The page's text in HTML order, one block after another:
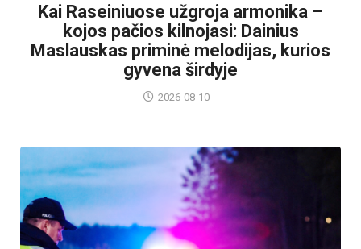
Kai Raseiniuose užgroja armonika –
kojos pačios kilnojasi: Dainius
Maslauskas priminė melodijas, kurios
gyvena širdyje
2026-08-10